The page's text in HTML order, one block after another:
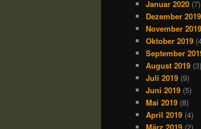
Januar 2020 (7)
Dezember 2019
November 2019
Oktober 2019
September
August 2019 (3)
Juli 2019 (9)
Juni 2019 (5)
Mai 2019 (8)
April 2019 (4)